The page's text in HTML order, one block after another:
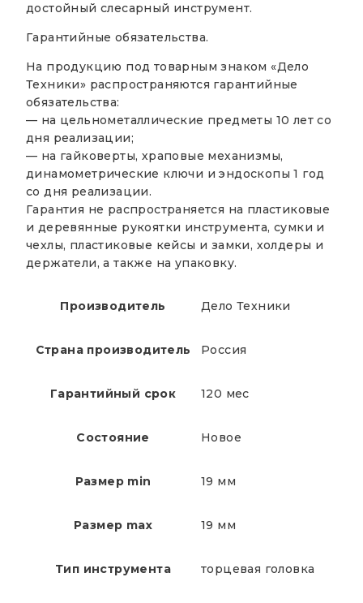
достойный слесарный инструмент.
Гарантийные обязательства.
На продукцию под товарным знаком «Дело
Техники» распространяются гарантийные
обязательства:
— на цельнометаллические предметы 10 лет со
дня реализации;
— на гайковерты, храповые механизмы,
динамометрические ключи и эндоскопы 1 год
со дня реализации.
Гарантия не распространяется на пластиковые
и деревянные рукоятки инструмента, сумки и
чехлы, пластиковые кейсы и замки, холдеры и
держатели, а также на упаковку.
Производитель Дело Техники
Страна производитель Россия
Гарантийный срок 120 мес
Состояние Новое
Размер min 19 мм
Размер max 19 мм
Тип инструмента торцевая головка